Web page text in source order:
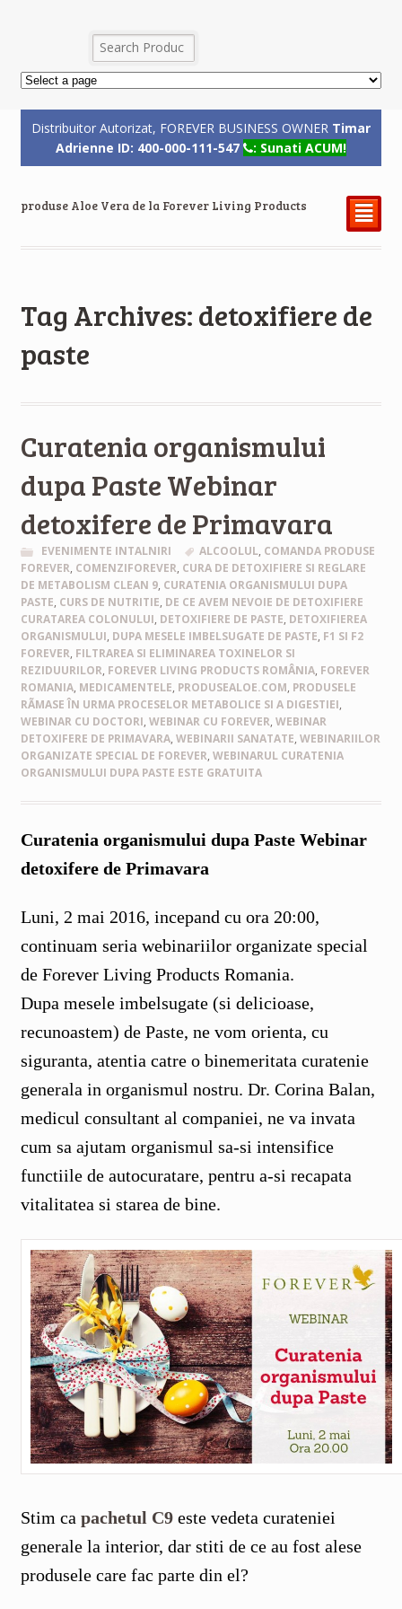
Distribuitor Autorizat, FOREVER BUSINESS OWNER Timar
Adrienne ID: 400-000-111-547
: Sunati ACUM!
produse Aloe Vera de la Forever Living Products ²
Tag Archives: detoxifiere de
paste
Curatenia organismului
dupa Paste Webinar
detoxifere de Primavara
EVENIMENTE INTALNIRI ALCOOLUL, COMANDA PRODUSE
FOREVER, COMENZIFOREVER, CURA DE DETOXIFIERE SI REGLARE
DE METABOLISM CLEAN 9, CURATENIA ORGANISMULUI DUPA
PASTE, CURS DE NUTRITIE, DE CE AVEM NEVOIE DE DETOXIFIERE
CURATAREA COLONULUI, DETOXIFIERE DE PASTE, DETOXIFIEREA
ORGANISMULUI, DUPA MESELE IMBELSUGATE DE PASTE, F1 SI F2
FOREVER, FILTRAREA SI ELIMINAREA TOXINELOR SI
REZIDUURILOR, FOREVER LIVING PRODUCTS ROMÂNIA, FOREVER
ROMANIA, MEDICAMENTELE, PRODUSEALOE.COM, PRODUSELE
RÃMASE ÎN URMA PROCESELOR METABOLICE SI A DIGESTIEI,
WEBINAR CU DOCTORI, WEBINAR CU FOREVER, WEBINAR
DETOXIFERE DE PRIMAVARA, WEBINARII SANATATE, WEBINARIILOR
ORGANIZATE SPECIAL DE FOREVER, WEBINARUL CURATENIA
ORGANISMULUI DUPA PASTE ESTE GRATUITA
Curatenia organismului dupa Paste Webinar
detoxifere de Primavara
Luni, 2 mai 2016, incepand cu ora 20:00,
continuam seria webinariilor organizate special
de Forever Living Products Romania.
Dupa mesele imbelsugate (si delicioase,
recunoastem) de Paste, ne vom orienta, cu
siguranta, atentia catre o binemeritata curatenie
generala in organismul nostru. Dr. Corina Balan,
medicul consultant al companiei, ne va invata
cum sa ajutam organismul sa-si intensifice
functiile de autocuratare, pentru a-si recapata
vitalitatea si starea de bine.
Stim ca pachetul C9 este vedeta curateniei
generale la interior, dar stiti de ce au fost alese
produsele care fac parte din el?